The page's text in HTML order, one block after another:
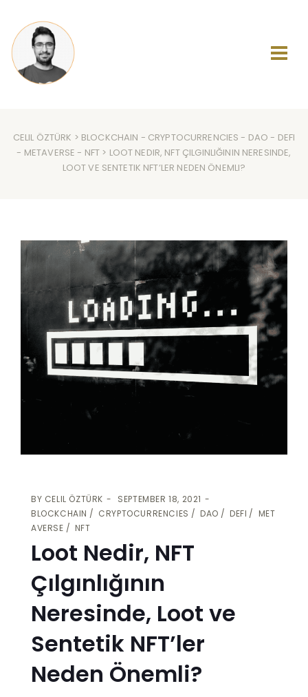
CELIL ÖZTÜRK > BLOCKCHAIN - CRYPTOCURRENCIES - DAO - DEFI
- METAVERSE - NFT > LOOT NEDIR, NFT ÇILGINLIĞININ NERESINDE,
LOOT VE SENTETIK NFT’LER NEDEN ÖNEMLI?
BY CELIL ÖZTÜRK
SEPTEMBER 18, 2021
BLOCKCHAIN
CRYPTOCURRENCIES DAO DEFI
MET
AVERSE
NFT
Loot Nedir, NFT
Çılgınlığının
Neresinde, Loot ve
Sentetik NFT’ler
Neden Önemli?